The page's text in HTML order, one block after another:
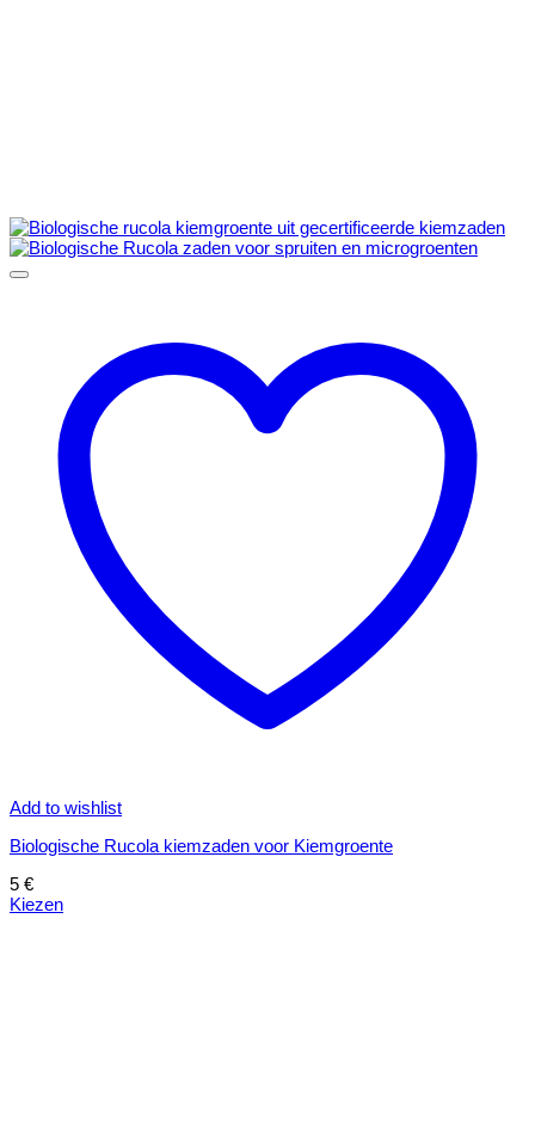
Add to wishlist
Biologische Rucola kiemzaden voor Kiemgroente
5 €
Kiezen